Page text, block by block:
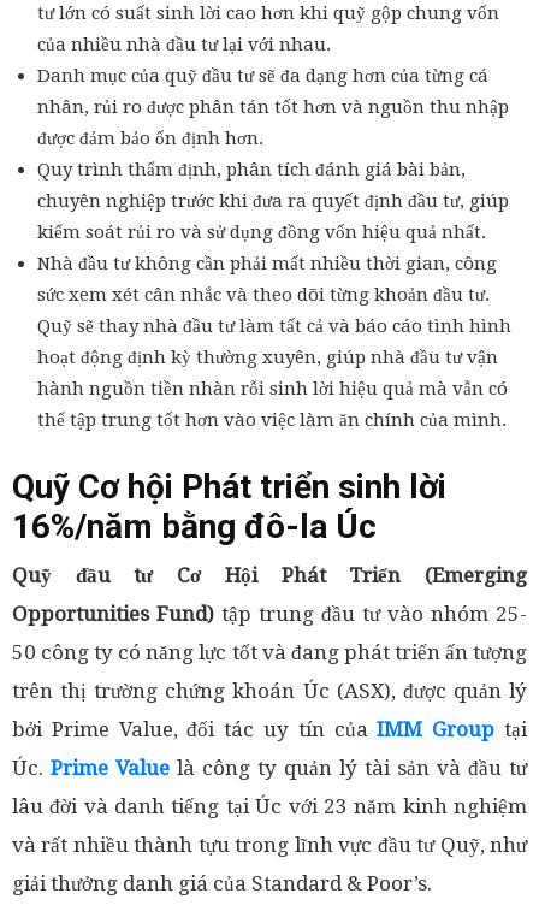
tư lớn có suất sinh lời cao hơn khi quỹ gộp chung vốn
của nhiều nhà đầu tư lại với nhau.
Danh mục của quỹ đầu tư sẽ đa dạng hơn của từng cá
nhân, rủi ro được phân tán tốt hơn và nguồn thu nhập
được đảm bảo ổn định hơn.
Quy trình thẩm định, phân tích đánh giá bài bản,
chuyên nghiệp trước khi đưa ra quyết định đầu tư, giúp
kiểm soát rủi ro và sử dụng đồng vốn hiệu quả nhất.
Nhà đầu tư không cần phải mất nhiều thời gian, công
sức xem xét cân nhắc và theo dõi từng khoản đầu tư.
Quỹ sẽ thay nhà đầu tư làm tất cả và báo cáo tình hình
hoạt động định kỳ thường xuyên, giúp nhà đầu tư vận
hành nguồn tiền nhàn rỗi sinh lời hiệu quả mà vẫn có
thể tập trung tốt hơn vào việc làm ăn chính của mình.
Quỹ Cơ hội Phát triển sinh lời
16%/năm bằng đô-la Úc
Quỹ đầu tư Cơ Hội Phát Triển
(Emerging
Opportunities Fund) tập trung đầu tư vào nhóm 25-
50 công ty có năng lực tốt và đang phát triển ấn tượng
trên thị trường chứng khoán Úc (ASX), được quản lý
bởi Prime Value, đối tác uy tín củaIMM Group tại
Úc. Prime Value là công ty quản lý tài sản và đầu tư
lâu đời và danh tiếng tại Úc với 23 năm kinh nghiệm
và rất nhiều thành tựu trong lĩnh vực đầu tư Quỹ, như
giải thưởng danh giá của Standard & Poor’s.